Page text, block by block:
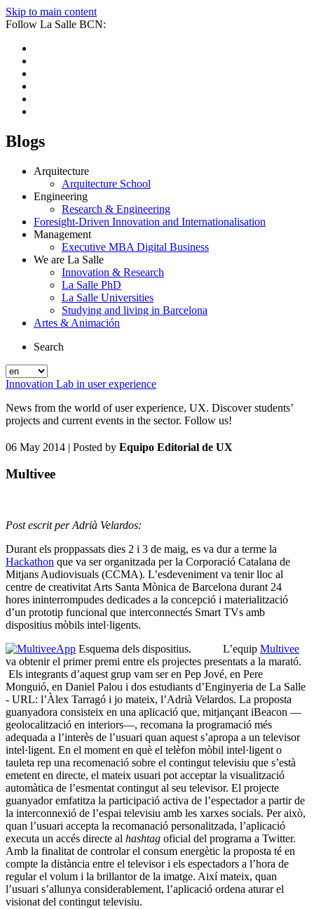
Skip to main content
Follow La Salle BCN:
Blogs
Arquitecture
Arquitecture School
Engineering
Research & Engineering
Foresight-Driven Innovation and Internationalisation
Management
Executive MBA Digital Business
We are La Salle
Innovation & Research
La Salle PhD
La Salle Universities
Studying and living in Barcelona
Artes & Animación
Search
Innovation Lab in user experience
News from the world of user experience, UX. Discover students’
projects and current events in the sector. Follow us!
06 May 2014 | Posted by Equipo Editorial de UX
Multivee
Post escrit per Adrià Velardos:
Durant els proppassats dies 2 i 3 de maig, es va dur a terme la
Hackathon que va ser organitzada per la Corporació Catalana de
Mitjans Audiovisuals (CCMA). L’esdeveniment va tenir lloc al
centre de creativitat Arts Santa Mònica de Barcelona durant 24
hores ininterrompudes dedicades a la concepció i materialització
d’un prototip funcional que interconnectés Smart TVs amb
dispositius mòbils intel·ligents.
Esquema dels dispositius.
L’equip Multivee
va obtenir el primer premi entre els projectes presentats a la marató.
Els integrants d’aquest grup vam ser en Pep Jové, en Pere
Monguió, en Daniel Palou i dos estudiants d’Enginyeria de La Salle
- URL: l’Àlex Tarragó i jo mateix, l’Adrià Velardos. La proposta
guanyadora consisteix en una aplicació que, mitjançant iBeacon —
geolocalització en interiors—, recomana la programació més
adequada a l’interès de l’usuari quan aquest s’apropa a un televisor
intel·ligent. En el moment en què el telèfon mòbil intel·ligent o
tauleta rep una recomenació sobre el contingut televisiu que s’està
emetent en directe, el mateix usuari pot acceptar la visualització
automàtica de l’esmentat contingut al seu televisor. El projecte
guanyador emfatitza la participació activa de l’espectador a partir de
la interconnexió de l’espai televisiu amb les xarxes socials. Per això,
quan l’usuari accepta la recomanació personalitzada, l’aplicació
executa un accés directe al hashtag oficial del programa a Twitter.
Amb la finalitat de controlar el consum energètic la proposta té en
compte la distància entre el televisor i els espectadors a l’hora de
regular el volum i la brillantor de la imatge. Així mateix, quan
l’usuari s’allunya considerablement, l’aplicació ordena aturar el
visionat del contingut televisiu.